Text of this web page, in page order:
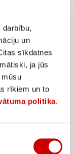
darbību,
un
sīkdatnes
ja jūs
rīkiem un to
politika.